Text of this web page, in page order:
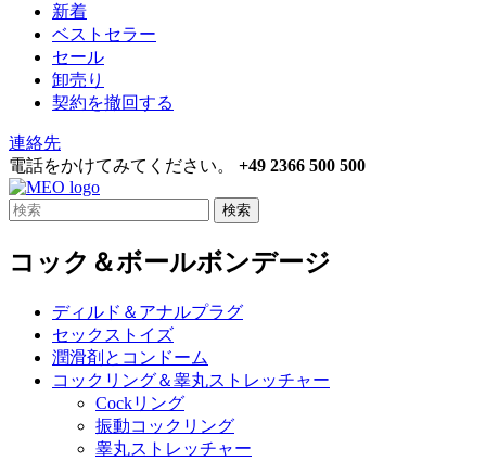
新着
ベストセラー
セール
卸売り
契約を撤回する
連絡先
電話をかけてみてください。 +49 2366 500 500
検索
コック＆ボールボンデージ
ディルド＆アナルプラグ
セックストイズ
潤滑剤とコンドーム
コックリング＆睾丸ストレッチャー
Cockリング
振動コックリング
睾丸ストレッチャー